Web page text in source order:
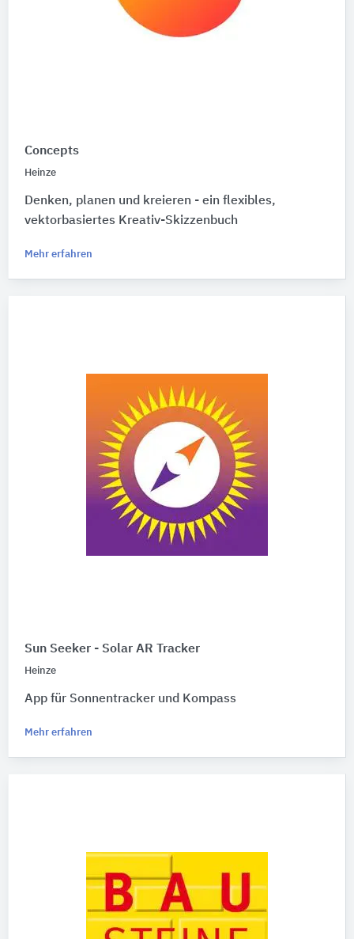
Concepts
Heinze
Denken, planen und kreieren - ein flexibles,
vektorbasiertes Kreativ-Skizzenbuch
Mehr erfahren
Sun Seeker - Solar AR Tracker
Heinze
App für Sonnentracker und Kompass
Mehr erfahren